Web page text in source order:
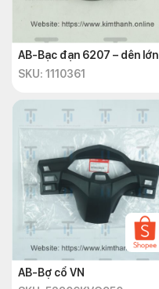
AB-Bạc đạn 6207 – dên lớn
SKU: 1110361
AB-Bợ cổ VN